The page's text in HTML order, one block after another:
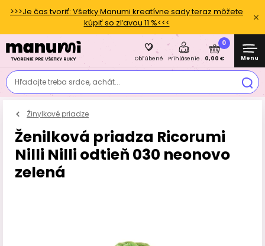
>>>Je čas tvoriť: Všetky Manumi kreatívne sady teraz môžete
kúpiť so zľavou 11 %<<<
Hľadajte treba srdce, achát...
Obľúbené Prihlásenie
0
0,00 € Menu
Žinylkové priadze
Ženilková priadza Ricorumi
Nilli Nilli odtieň 030 neonovo
zelená